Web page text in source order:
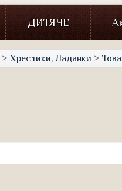
ДИТЯЧЕ
>Хрестики, Ладанки >